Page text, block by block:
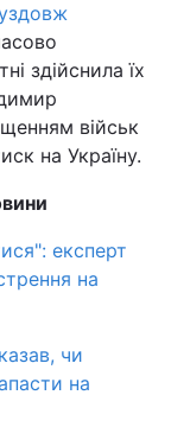
уздовж
здійснила їх
військ
на Україну.
експерт
на
чи
на